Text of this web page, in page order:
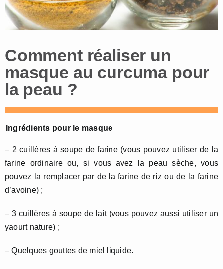
Comment réaliser un
masque au curcuma pour
la peau ?
Ingrédients pour le masque
– 2 cuillères à soupe de farine (vous pouvez utiliser de la
farine ordinaire ou, si vous avez la peau sèche, vous
pouvez la remplacer par de la farine de riz ou de la farine
d’avoine) ;
– 3 cuillères à soupe de lait (vous pouvez aussi utiliser un
yaourt nature) ;
– Quelques gouttes de miel liquide.